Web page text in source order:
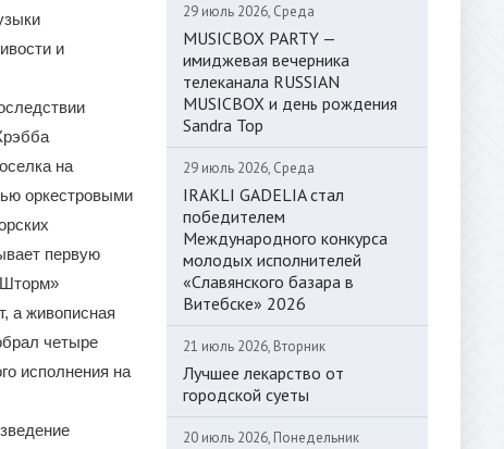
и
на
оркестровыми
первую
а живописная
четыре
исполнения на
29 июль 2026, Среда
MUSICBOX PARTY —
имиджевая вечерника
телеканала RUSSIAN
MUSICBOX и день рождения
Sandra Top
29 июль 2026, Среда
IRAKLI GADELIA стал
победителем
Международного конкурса
молодых исполнителей
«Славянского базара в
Витебске» 2026
21 июль 2026, Вторник
Лучшее лекарство от
городской суеты
20 июль 2026, Понедельник